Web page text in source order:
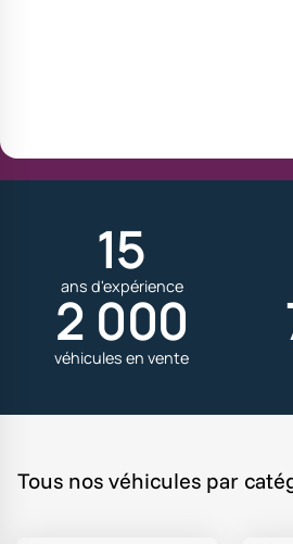
15
ans d'expérience
2 000
véhicules en vente
Tous nos véhicules par